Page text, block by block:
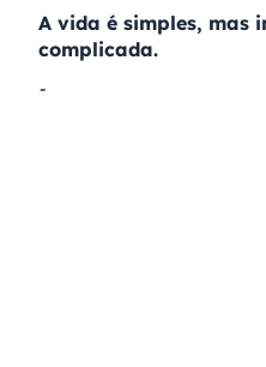
A vida é simples, mas
complicada.
-